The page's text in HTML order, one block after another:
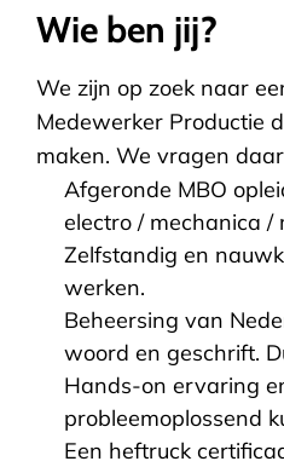
Wie ben jij?
We zijn op zoek naar
Medewerker Productie
maken. We vragen
Afgeronde MBO
electro / mechanica /
Zelfstandig en
werken.
Beheersing van
woord en geschrift.
Hands-on ervaring
probleemoplossend
Een heftruck